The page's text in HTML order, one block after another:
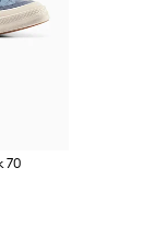
70